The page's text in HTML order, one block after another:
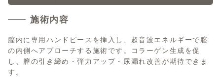
施術内容
膣内に専用ハンドピースを挿入し、超音波エネルギーで膣
の内側へアプローチする施術です。コラーゲン生成を促
し、膣の引き締め・弾力アップ・尿漏れ改善が期待できま
す。